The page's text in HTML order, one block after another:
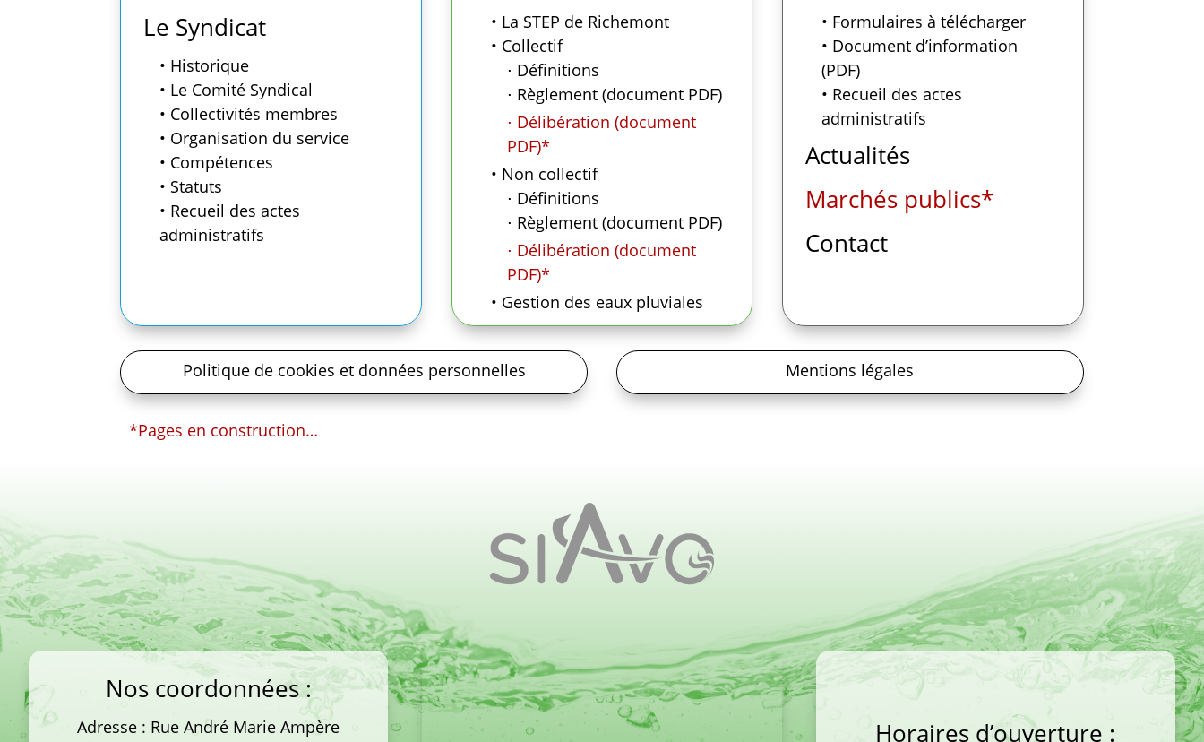
Le Syndicat
• Historique
• Le Comité Syndical
• Collectivités membres
• Organisation du service
• Compétences
• Statuts
• Recueil des actes
administratifs
• La STEP de Richemont
• Collectif
⋅ Définitions
⋅ Règlement (document PDF)
⋅ Délibération (document
PDF)*
• Non collectif
⋅ Définitions
⋅ Règlement (document PDF)
⋅ Délibération (document
PDF)*
• Gestion des eaux pluviales
• Formulaires à télécharger
• Document d’information
(PDF)
• Recueil des actes
administratifs
Actualités
Marchés publics*
Contact
Politique de cookies et données personnelles Mentions légales
*Pages en construction…
Nos coordonnées :
Adresse : Rue André Marie Ampère Horaires d’ouverture :